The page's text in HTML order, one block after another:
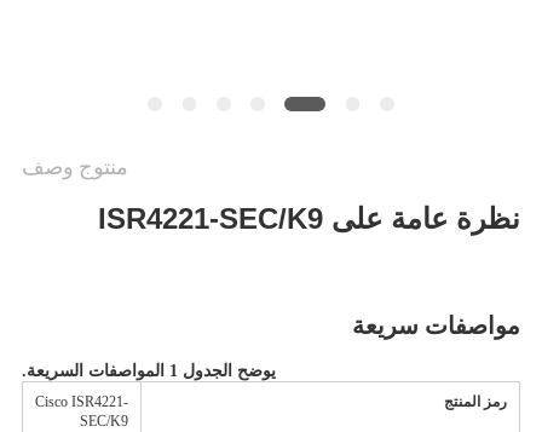
منتوج وصف
نظرة عامة على ISR4221-SEC/K9
مواصفات سريعة
يوضح الجدول 1 المواصفات السريعة.
رمز المنتج
Cisco ISR4221-
SEC/K9